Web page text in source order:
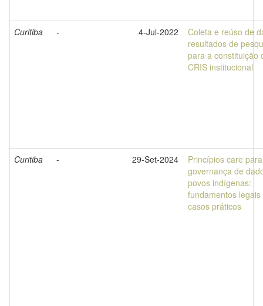
Curitiba - 4-Jul-2022
Coleta e reúso de
resultados de
para a constituição
CRIS institucional
Curitiba - 29-Set-2024
Princípios care para
governança de
povos indígenas:
fundamentos legais
casos práticos